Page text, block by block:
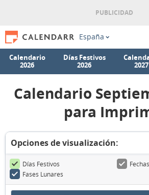
España
Calendario
2026
Días Festivos
2026
2027
Calendario
para
Opciones de visualización:
Días Festivos
Fases Lunares